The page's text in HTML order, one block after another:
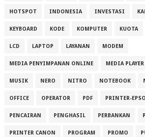
HOTSPOT INDONESIA INVESTASI
KEYBOARD KODE KOMPUTER KUOTA
LCD LAPTOP LAYANAN MODEM
MEDIA PENYIMPANAN ONLINE MEDIA PLAYER
MUSIK NERO NITRO NOTEBOOK
OFFICE OPERATOR PDF PRINTER-
PENCAIRAN PENGHASIL PERBANKAN
PRINTER CANON PROGRAM PROMO